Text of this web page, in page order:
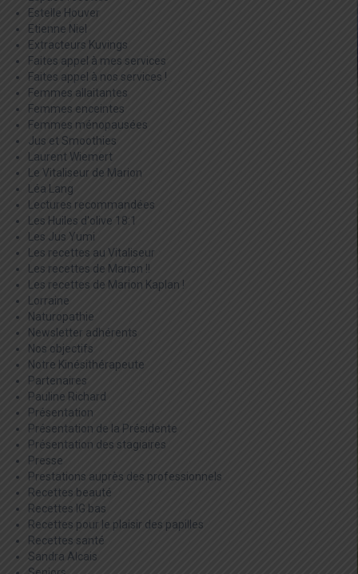
Estelle Houver
Etienne Niel
Extracteurs Kuvings
Faites appel à mes services
Faites appel à nos services !
Femmes allaitantes
Femmes enceintes
Femmes ménopausées
Jus et Smoothies
Laurent Wiemert
Le Vitaliseur de Marion
Léa Lang
Lectures recommandées
Les Huiles d'olive 18:1
Les Jus Yumi
Les recettes au Vitaliseur
Les recettes de Marion !!
Les recettes de Marion Kaplan !
Lorraine
Naturopathie
Newsletter adhérents
Nos objectifs
Notre Kinésithérapeute
Partenaires
Pauline Richard
Présentation
Présentation de la Présidente
Présentation des stagiaires
Presse
Prestations auprès des professionnels
Recettes beauté
Recettes IG bas
Recettes pour le plaisir des papilles
Recettes santé
Sandra Alcais